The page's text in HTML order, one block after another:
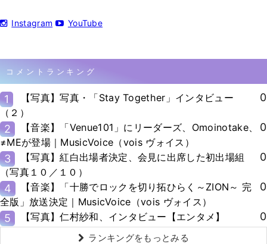
Instagram YouTube
コメントランキング
1
【写真】写真・「Stay Together」インタビュー
（２）
0
2
【音楽】「Venue101」にリーダーズ、Omoinotake、
≠MEが登場｜MusicVoice（vois ヴォイス）
0
3
【写真】紅白出場者決定、会見に出席した初出場組
（写真１０／１０）
0
4
【音楽】「十勝でロックを切り拓ひらく～ZION～ 完
全版」放送決定｜MusicVoice（vois ヴォイス）
0
5 【写真】仁村紗和、インタビュー【エンタメ】 0
ランキングをもっとみる